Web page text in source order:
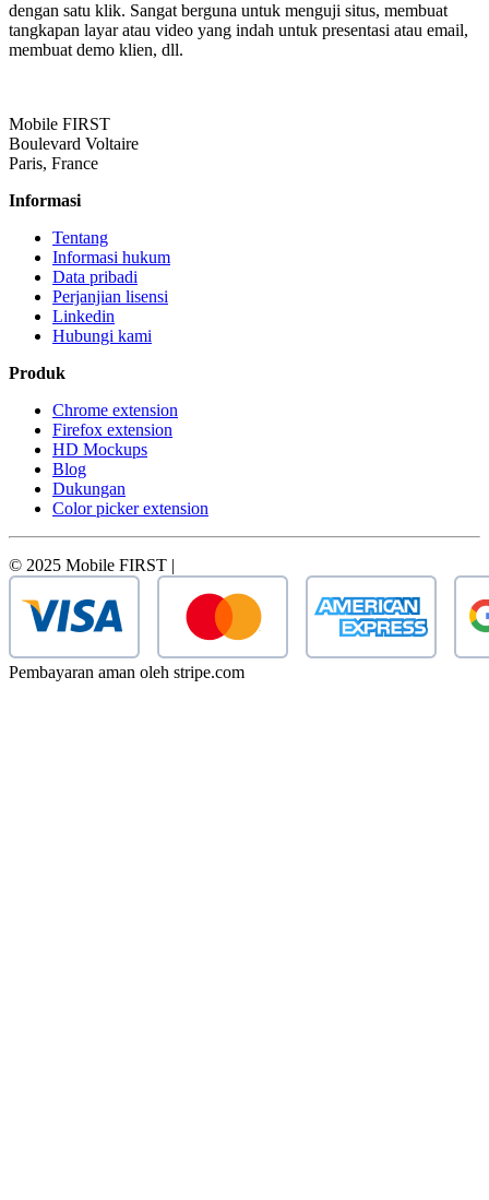
dengan satu klik. Sangat berguna untuk menguji situs, membuat
tangkapan layar atau video yang indah untuk presentasi atau email,
membuat demo klien, dll.
Mobile FIRST
Boulevard Voltaire
Paris, France
Informasi
Tentang
Informasi hukum
Data pribadi
Perjanjian lisensi
Linkedin
Hubungi kami
Produk
Chrome extension
Firefox extension
HD Mockups
Blog
Dukungan
Color picker extension
© 2025 Mobile FIRST |
Pembayaran aman oleh stripe.com